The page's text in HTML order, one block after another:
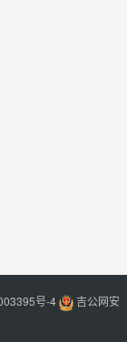
号-4
吉公网安